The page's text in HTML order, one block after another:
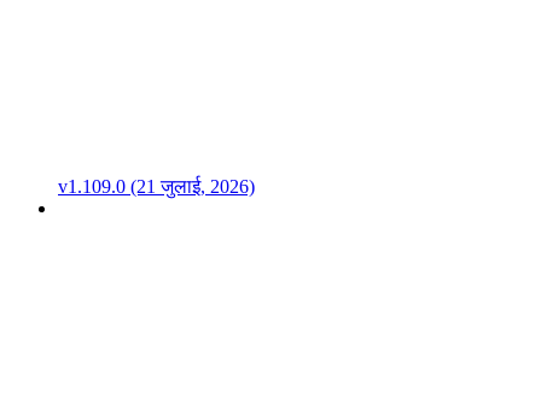
v1.109.0 (21 जुलाई, 2026)